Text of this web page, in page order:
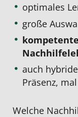
optimales
große
auch
Präsenz,
Welche